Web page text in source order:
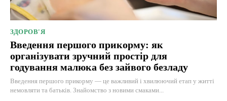
ЗДОРОВ'Я
Введення першого прикорму: як
організувати зручний простір для
годування малюка без зайвого безладу
Введення першого прикорму — це важливий і хвилюючий етап у житті
немовляти та батьків. Знайомство з новими смаками...